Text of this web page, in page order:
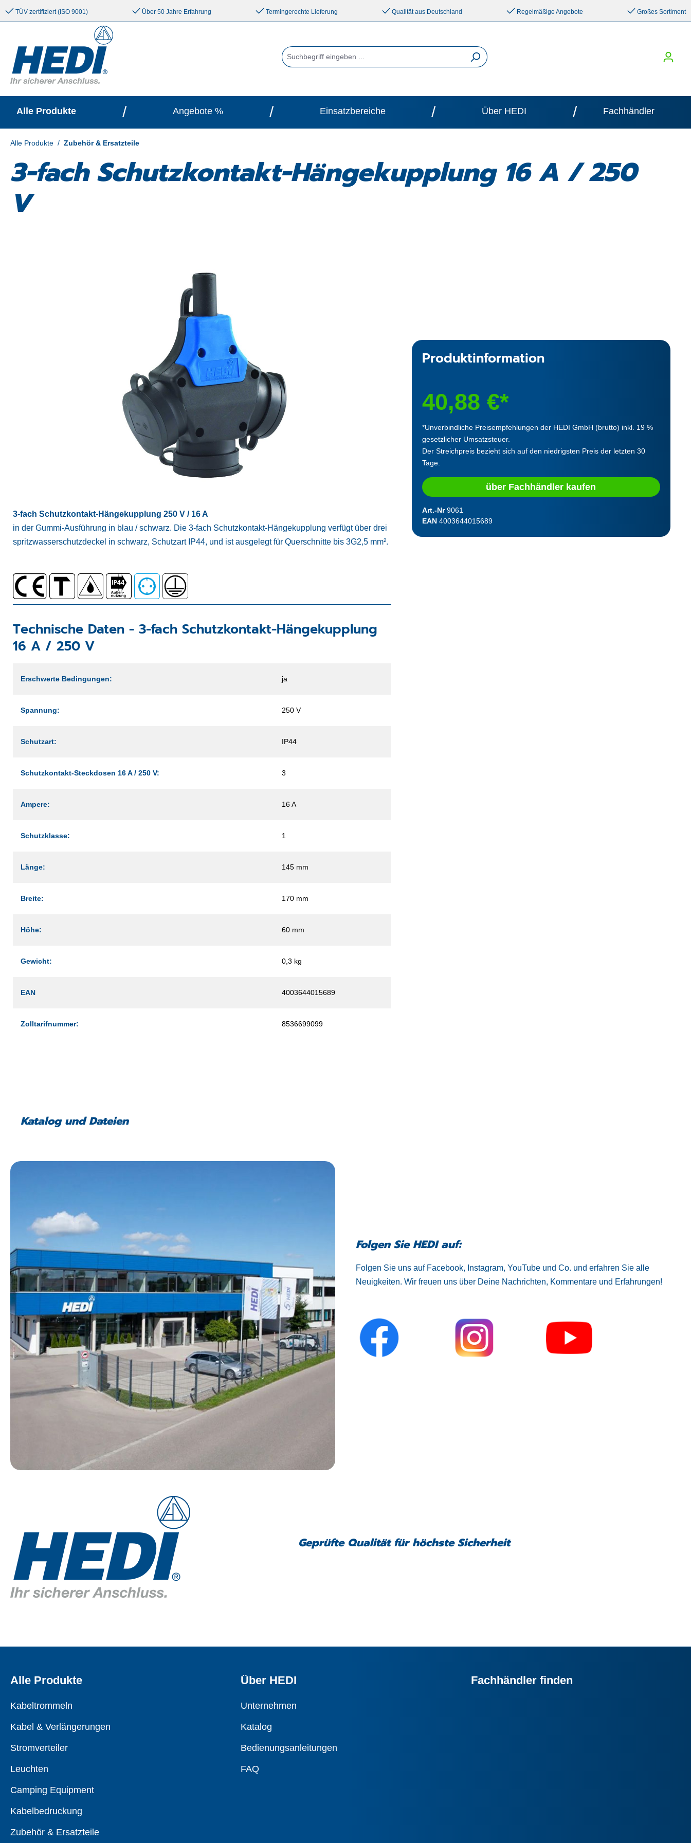
springen Zur Hauptnavigation springen
TÜV zertifiziert (ISO 9001) Über 50 Jahre Erfahrung Termingerechte Lieferung Qualität aus Deutschland Regelmäßige Angebote Großes Sortiment
Alle Produkte / Angebote % / Einsatzbereiche / Über HEDI / Fachhändler
Alle Produkte / Zubehör & Ersatzteile
3-fach Schutzkontakt-Hängekupplung 16 A / 250
V
3-fach Schutzkontakt-Hängekupplung 250 V / 16 A
in der Gummi-Ausführung in blau / schwarz. Die 3-fach Schutzkontakt-Hängekupplung verfügt über drei
spritzwasserschutzdeckel in schwarz, Schutzart IP44, und ist ausgelegt für Querschnitte bis 3G2,5 mm².
Technische Daten - 3-fach Schutzkontakt-Hängekupplung
16 A / 250 V
Erschwerte Bedingungen: ja
Spannung: 250 V
Schutzart: IP44
Schutzkontakt-Steckdosen 16 A / 250 V: 3
Ampere: 16 A
Schutzklasse: 1
Länge: 145 mm
Breite: 170 mm
Höhe: 60 mm
Gewicht: 0,3 kg
EAN 4003644015689
Zolltarifnummer: 8536699099
Produktinformation
40,88 €*
*Unverbindliche Preisempfehlungen der HEDI GmbH (brutto) inkl. 19 %
gesetzlicher Umsatzsteuer.
Der Streichpreis bezieht sich auf den niedrigsten Preis der letzten 30
Tage.
über Fachhändler kaufen
Art.-Nr9061
EAN 4003644015689
Katalog und Dateien
Folgen Sie HEDI auf:
Folgen Sie uns auf Facebook, Instagram, YouTube und Co. und erfahren Sie alle
Neuigkeiten. Wir freuen uns über Deine Nachrichten, Kommentare und Erfahrungen!
Geprüfte Qualität für höchste Sicherheit
Alle Produkte
Kabeltrommeln
Kabel & Verlängerungen
Stromverteiler
Leuchten
Camping Equipment
Kabelbedruckung
Zubehör & Ersatzteile
Über HEDI
Unternehmen
Katalog
Bedienungsanleitungen
FAQ
Fachhändler finden